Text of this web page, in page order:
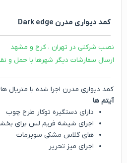
کمد دیواری مدرن Dark edge
نصب شرکتی در تهران ، کرج و مشهد
ارسال سفارشات دیگر شهرها با حمل و
کمد دیواری مدرن اجرا شده با متریال
آیتم ها
دارای دستگیره توکار طرح چوب
اجرای شیشه فریم لس برای
های گلاس مشکی سوپرمات
اجرای میز تحریر